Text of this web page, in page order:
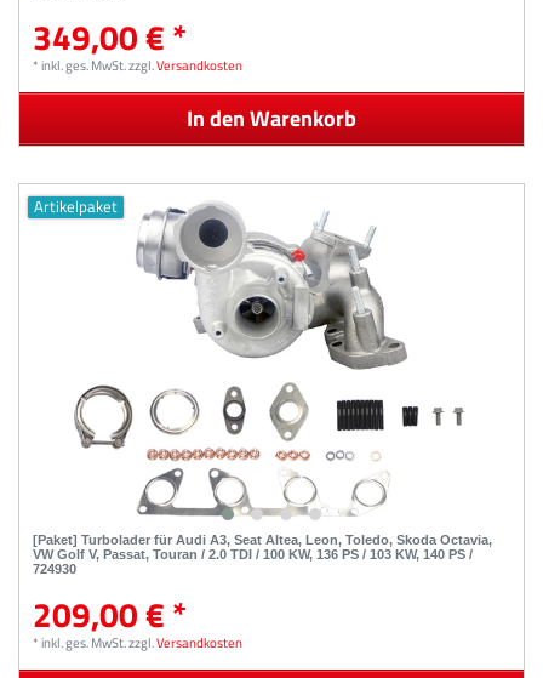
349,00 € *
*inkl. ges. MwSt.zzgl.Versandkosten
In den Warenkorb
Artikelpaket
[Paket] Turbolader für Audi A3, Seat Altea, Leon, Toledo, Skoda Octavia,
VW Golf V, Passat, Touran / 2.0 TDI / 100 KW, 136 PS / 103 KW, 140 PS /
724930
209,00 € *
*inkl. ges. MwSt.zzgl.Versandkosten